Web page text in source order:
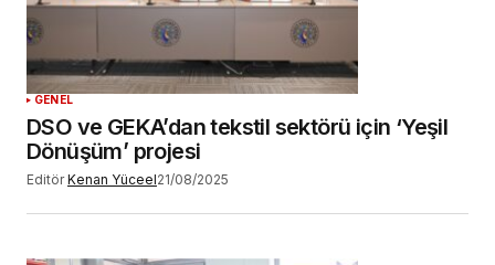
GENEL
DSO ve GEKA’dan tekstil sektörü için ‘Yeşil
Dönüşüm’ projesi
Editör Kenan Yüceel21/08/2025